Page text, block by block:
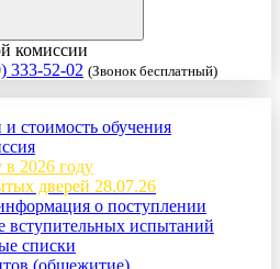
комиссии
333-52-02 (Звонок бесплатный)
стоимость обучения
2026 году
дверей 28.07.26
о поступлении
вступительных испытаний
списки
(общежитие)